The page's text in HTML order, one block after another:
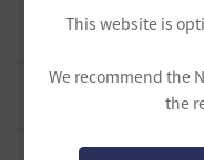
This website is
We recommend the
the
止まらない超高
[開催中のイベン
53.1K
黒い砂漠が初め